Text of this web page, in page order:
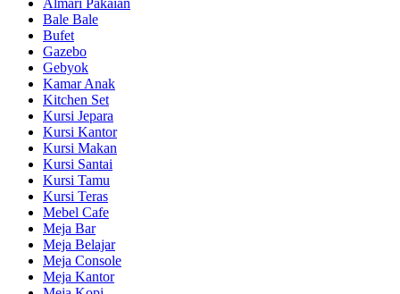
Almari Pakaian
Bale Bale
Bufet
Gazebo
Gebyok
Kamar Anak
Kitchen Set
Kursi Jepara
Kursi Kantor
Kursi Makan
Kursi Santai
Kursi Tamu
Kursi Teras
Mebel Cafe
Meja Bar
Meja Belajar
Meja Console
Meja Kantor